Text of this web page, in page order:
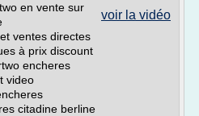
voir la vidéo
en vente sur
ventes directes
à prix discount
encheres
video
citadine berline